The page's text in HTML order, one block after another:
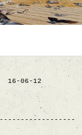
16-06-12